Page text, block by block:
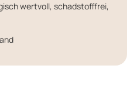
wertvoll, schadstofffrei,